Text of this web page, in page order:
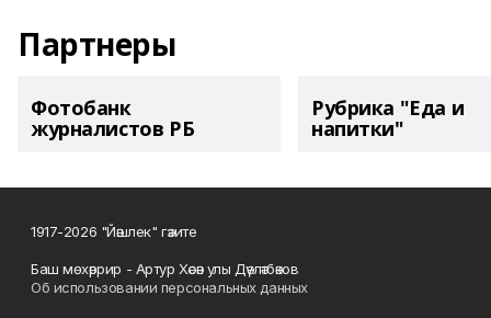
Партнеры
Фотобанк
журналистов РБ
Рубрика "Еда и
напитки"
1917-2026 "Йәшлек" гәзите
Баш мөхәррир - Артур Хәсән улы Дәүләтбәков
Об использовании персональных данных